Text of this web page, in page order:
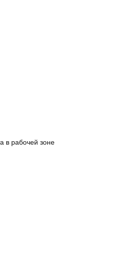
в рабочей зоне